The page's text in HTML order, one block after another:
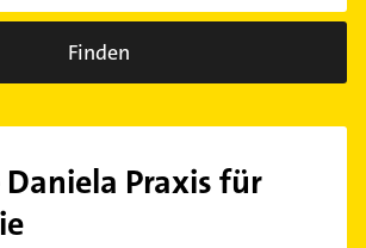
Finden
Praxis für